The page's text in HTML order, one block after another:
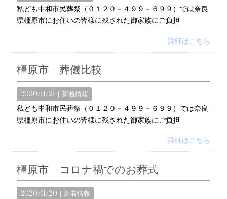
私ども中和市民葬祭（０１２０－４９９－６９９）では奈良
県橿原市にお住いの皆様に残された御家族にご負担
詳細はこちら
橿原市 葬儀比較
2020/11/21｜新着情報
私ども中和市民葬祭（０１２０－４９９－６９９）では奈良
県橿原市にお住いの皆様に残された御家族にご負担
詳細はこちら
橿原市 コロナ禍でのお葬式
2020/11/20｜新着情報